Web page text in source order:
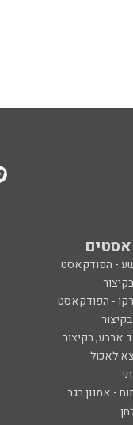
- הפודקאסט
בקיצור
- הפודקאסט
ארבע, בקיצור
לאכול
- אמנון רגב